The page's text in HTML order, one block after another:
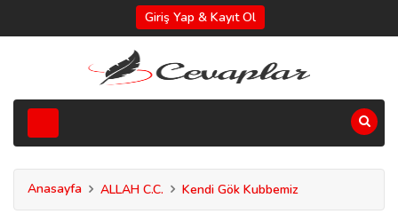
Giriş Yap & Kayıt Ol
Anasayfa ALLAH C.C. Kendi Gök Kubbemiz